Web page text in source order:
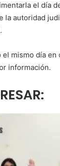
el día
la autoridad
mismo día
información.